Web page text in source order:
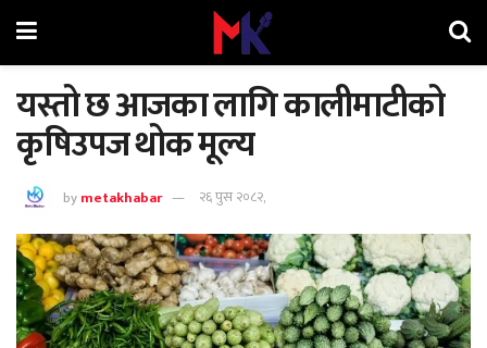
यस्तो छ आजका लागि कालीमाटीको
कृषिउपज थोक मूल्य
bymetakhabar २६ पुस २०८२,